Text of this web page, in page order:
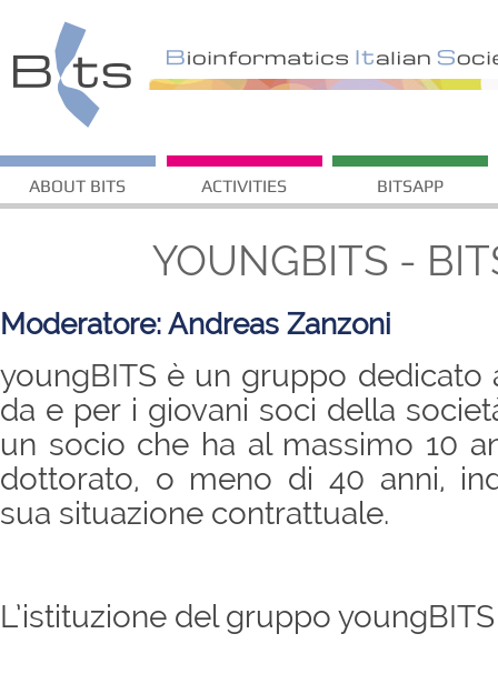
ABOUT BITS ACTIVITIES BITSAPP
YOUNGBITS -
Moderatore: Andreas Zanzoni
youngBITS è un gruppo dedicato
da e per i giovani soci della
un socio che ha al massimo 10
dottorato, o meno di 40 anni,
sua situazione contrattuale.
L’istituzione del gruppo